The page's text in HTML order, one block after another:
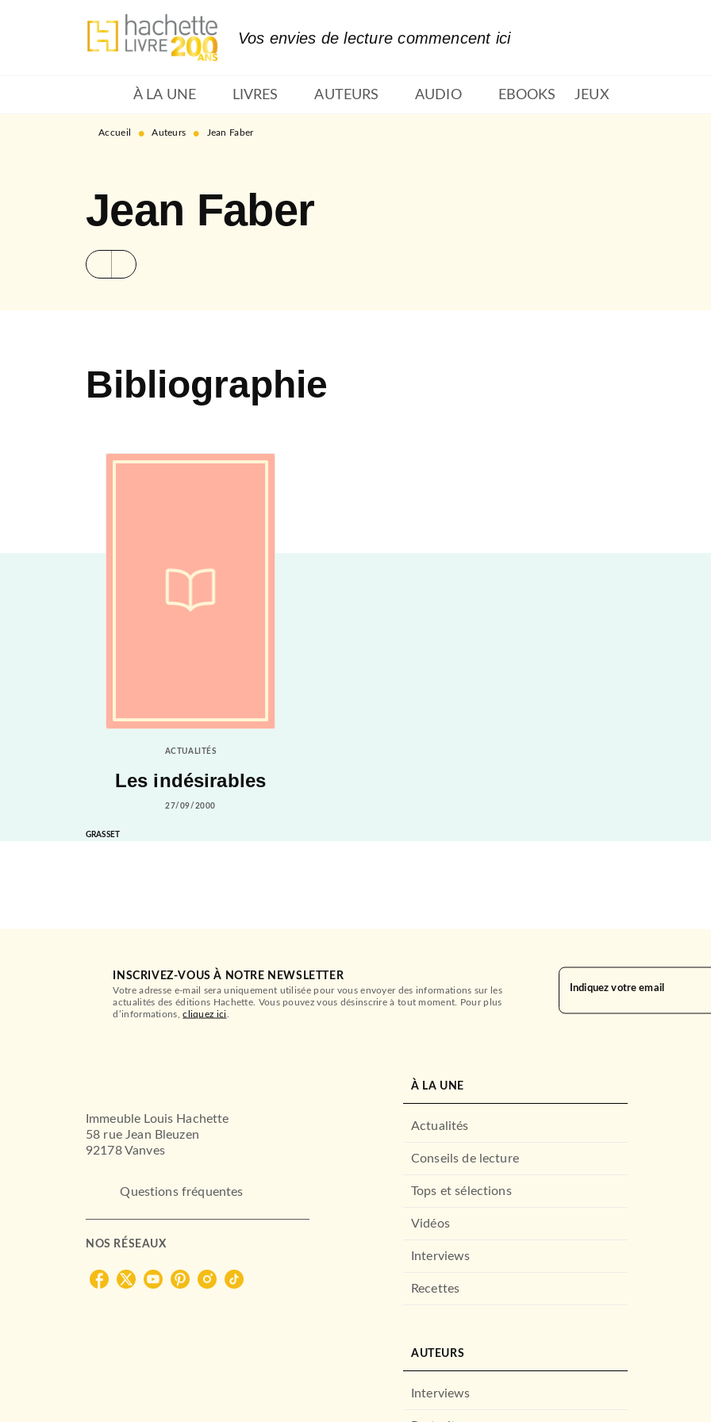
MENU RECHERCHE
Vos envies de lecture commencent ici
À LA UNE LIVRES AUTEURS AUDIO EBOOKS JEUX
Accueil • Auteurs • Jean Faber
Jean Faber
Bibliographie
ACTUALITÉS
Les indésirables
27/09/2000
GRASSET
INSCRIVEZ-VOUS À NOTRE NEWSLETTER
Votre adresse e-mail sera uniquement utilisée pour vous envoyer des informations sur les
actualités des éditions Hachette. Vous pouvez vous désinscrire à tout moment. Pour plus
d’informations,cliquez ici
Indiquez votre email
Immeuble Louis Hachette
58 rue Jean Bleuzen
92178 Vanves
Questions fréquentes
NOS RÉSEAUX
À LA UNE
Actualités
Conseils de lecture
Tops et sélections
Vidéos
Interviews
Recettes
AUTEURS
Interviews